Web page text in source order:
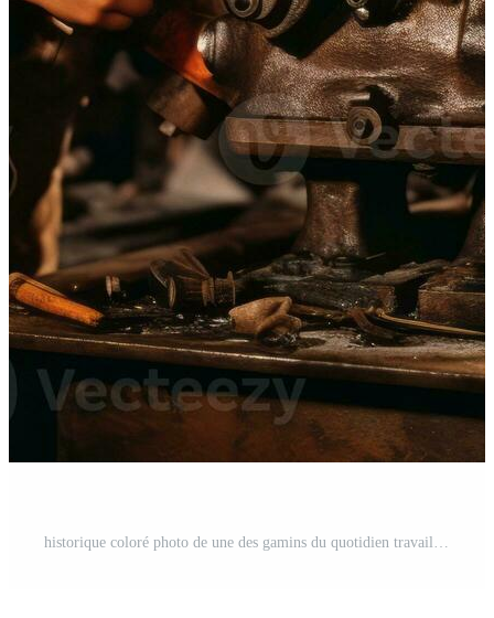
historique coloré photo de une des gamins du quotidien travail dans le années 1900 ai génératif Photo Pro